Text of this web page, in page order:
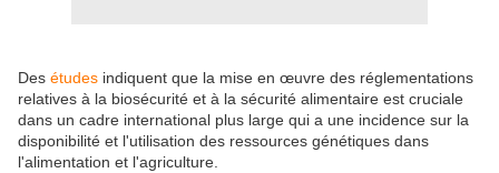
Des études indiquent que la mise en œuvre des réglementations
relatives à la biosécurité et à la sécurité alimentaire est cruciale
dans un cadre international plus large qui a une incidence sur la
disponibilité et l'utilisation des ressources génétiques dans
l'alimentation et l'agriculture.